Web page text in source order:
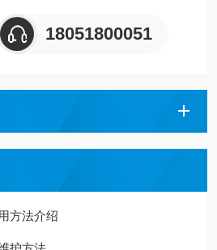
18051800051
方法介绍